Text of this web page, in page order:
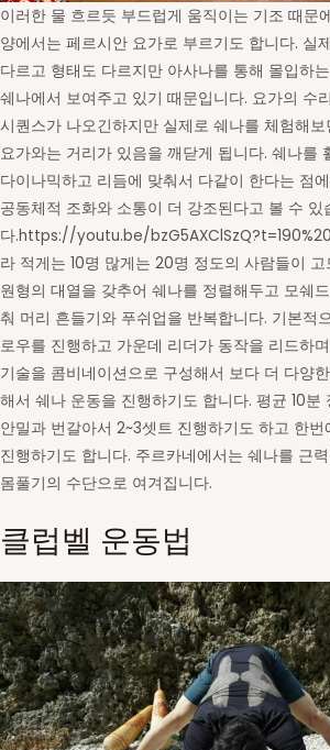
이러한 물 흐르듯 부드럽게 움직이는 기조 때문
양에서는 페르시안 요가로 부르기도 합니다. 실
다르고 형태도 다르지만 아사나를 통해 몰입하
쉐나에서 보여주고 있기 때문입니다. 요가의 수
시퀀스가 나오긴하지만 실제로 쉐나를 체험해
요가와는 거리가 있음을 깨닫게 됩니다. 쉐나를
다이나믹하고 리듬에 맞춰서 다같이 한다는 점
공동체적 조화와 소통이 더 강조된다고 볼 수 있
다.https://youtu.be/
라 적게는 10명 많게는 20명 정도의 사람들이
원형의 대열을 갖추어 쉐나를 정렬해두고 모쉐
춰 머리 흔들기와 푸쉬업을 반복합니다. 기본적
로우를 진행하고 가운데 리더가 동작을 리드하
기술을 콤비네이션으로 구성해서 보다 더 다양
해서 쉐나 운동을 진행하기도 합니다. 평균 10분
안밀과 번갈아서 2~3셋트 진행하기도 하고 한
진행하기도 합니다. 주르카네에서는 쉐나를 근
몸풀기의 수단으로 여겨집니다.
클럽벨 운동법